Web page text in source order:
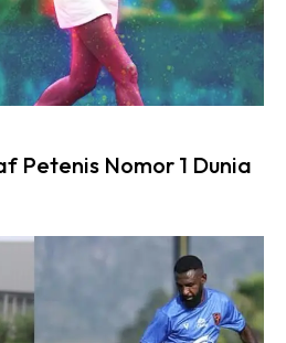
Petenis Nomor 1 Dunia